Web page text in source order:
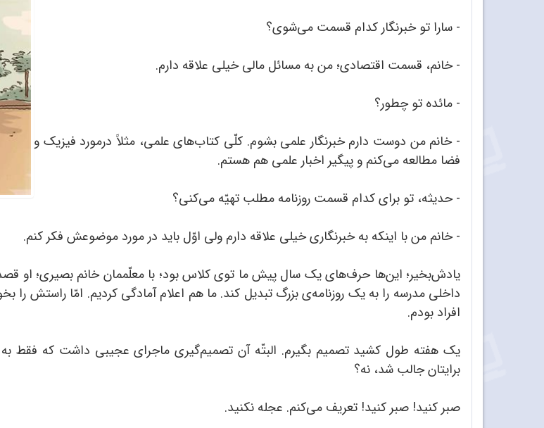
- سارا تو خبرنگار کدام قسمت می‌شوی؟
- خانم، قسمت اقتصادی؛ من به مسائل مالی خیلی علاقه دارم.
- مائده تو چطور؟
- خانم من دوست دارم خبرنگار علمی بشوم. کلّی کتاب‌های علمی، مثلاً درمورد فیزیک و
فضا مطالعه می‌کنم و پیگیر اخبار علمی هم هستم.
- حدیثه، تو برای کدام قسمت روزنامه مطلب تهیّه می‌کنی؟
- خانم من با اینکه به خبرنگاری خیلی علاقه دارم ولی اوّل باید در مورد موضوعش فکر کنم.
یادش‌بخیر؛ این‌ها حرف‌های یک سال پیش ما توی کلاس بود؛ با معلّممان خانم بصیری؛ او قصد
داخلی مدرسه را به یک روزنامه‌ی بزرگ تبدیل کند. ما هم اعلام آمادگی کردیم. امّا راستش را
افراد بودم.
یک هفته‌ طول کشید تصمیم بگیرم. البتّه آن تصمیم‌گیری ماجرای عجیبی داشت که فقط
برایتان جالب شد، نه؟
صبر کنید! صبر کنید! تعریف می‌کنم. عجله نکنید.